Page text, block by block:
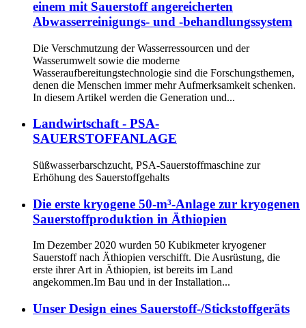
einem mit Sauerstoff angereicherten
Abwasserreinigungs- und -behandlungssystem
Die Verschmutzung der Wasserressourcen und der
Wasserumwelt sowie die moderne
Wasseraufbereitungstechnologie sind die Forschungsthemen,
denen die Menschen immer mehr Aufmerksamkeit schenken.
In diesem Artikel werden die Generation und...
Landwirtschaft - PSA-
SAUERSTOFFANLAGE
Süßwasserbarschzucht, PSA-Sauerstoffmaschine zur
Erhöhung des Sauerstoffgehalts
Die erste kryogene 50-m³-Anlage zur kryogenen
Sauerstoffproduktion in Äthiopien
Im Dezember 2020 wurden 50 Kubikmeter kryogener
Sauerstoff nach Äthiopien verschifft. Die Ausrüstung, die
erste ihrer Art in Äthiopien, ist bereits im Land
angekommen.Im Bau und in der Installation...
Unser Design eines Sauerstoff-/Stickstoffgeräts